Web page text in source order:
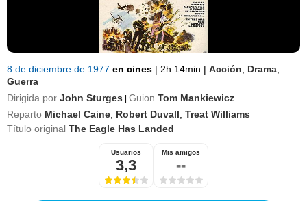
8 de diciembre de 1977 en cines | 2h 14min | Acción Drama
Guerra
Dirigida por John Sturges Guion Tom Mankiewicz
Reparto Michael Caine Robert Duvall Treat Williams
Título original The Eagle Has Landed
Usuarios
3,3
Mis amigos
--